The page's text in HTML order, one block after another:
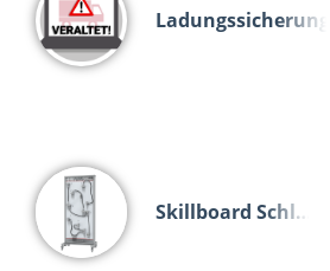
Ladungssicherung
Skillboard Schl…